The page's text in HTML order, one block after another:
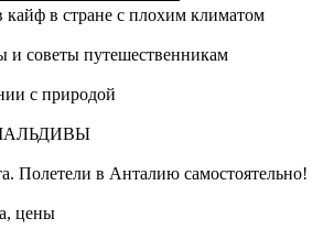
в стране с плохим климатом
и советы путешественникам
с природой
Полетели в Анталию самостоятельно!
цены